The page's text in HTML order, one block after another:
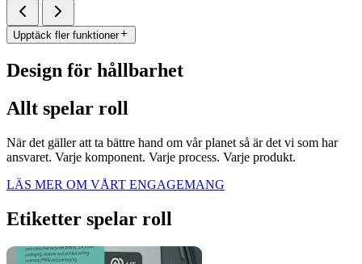
Upptäck fler funktioner
Design för hållbarhet
Allt spelar roll
När det gäller att ta bättre hand om vår planet så är det vi som har
ansvaret. Varje komponent. Varje process. Varje produkt.
LÄS MER OM VÅRT ENGAGEMANG
Etiketter spelar roll